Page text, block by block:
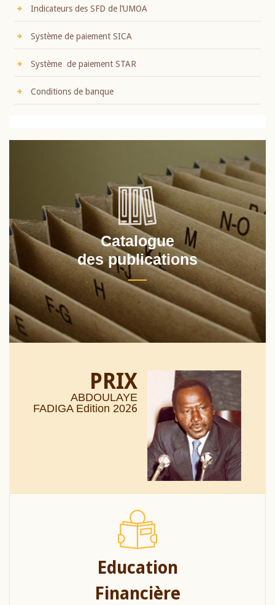
Indicateurs des SFD de l’UMOA
Système de paiement SICA
Système de paiement STAR
Conditions de banque
Catalogue
des publications
PRIX
ABDOULAYE
FADIGA Edition 2026
Education
Financière